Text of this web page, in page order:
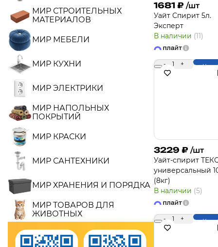
МИР СТРОИТЕЛЬНЫХ
МАТЕРИАЛОВ
МИР МЕБЕЛИ
МИР КУХНИ
МИР ЭЛЕКТРИКИ
МИР НАПОЛЬНЫХ
ПОКРЫТИЙ
МИР КРАСКИ
МИР САНТЕХНИКИ
МИР ХРАНЕНИЯ И ПОРЯДКА
МИР ТОВАРОВ ДЛЯ
ЖИВОТНЫХ
1681 ₽ /шт
Уайт Спирит 5л.
Эксперт
В наличии (11)
- 1 +
3229 ₽ /шт
Уайт-спирит
универсальный
(8кг)
В наличии (5)
- 1 +